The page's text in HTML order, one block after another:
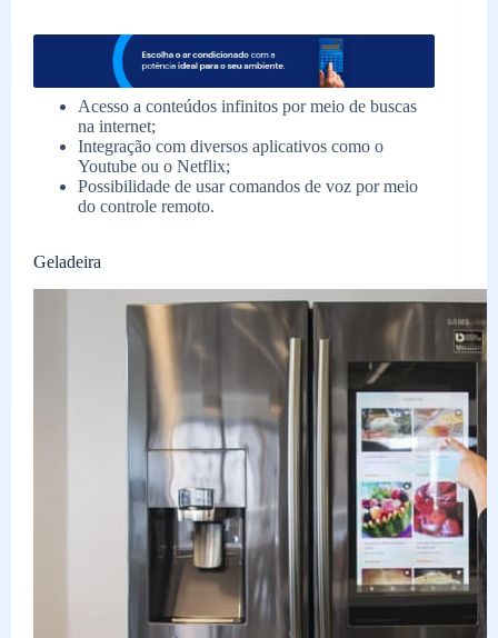
Acesso a conteúdos infinitos por meio de buscas
na internet;
Integração com diversos aplicativos como o
Youtube ou o Netflix;
Possibilidade de usar comandos de voz por meio
do controle remoto.
Geladeira